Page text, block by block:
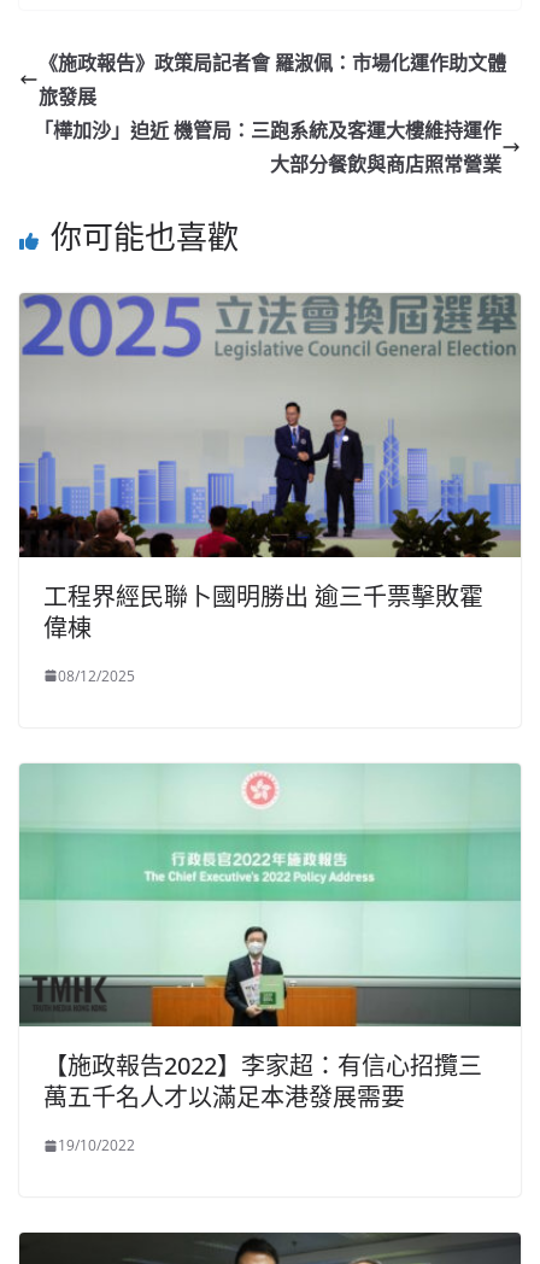
《施政報告》政策局記者會 羅淑佩：市場化運作助文體
旅發展
「樺加沙」迫近 機管局：三跑系統及客運大樓維持運作
大部分餐飲與商店照常營業
你可能也喜歡
工程界經民聯卜國明勝出 逾三千票擊敗霍
偉棟
08/12/2025
【施政報告2022】李家超：有信心招攬三
萬五千名人才以滿足本港發展需要
19/10/2022